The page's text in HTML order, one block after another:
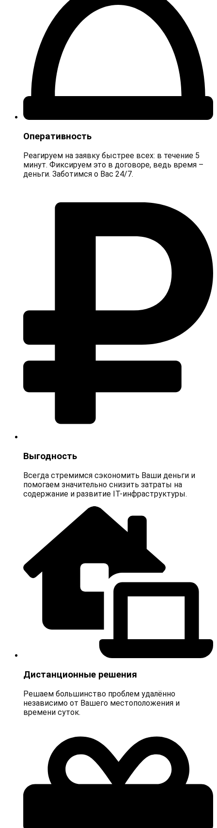
Оперативность
Реагируем на заявку быстрее всех: в течение 5
минут. Фиксируем это в договоре, ведь время –
деньги. Заботимся о Вас 24/7.
Выгодность
Всегда стремимся сэкономить Ваши деньги и
помогаем значительно снизить затраты на
содержание и развитие IT-инфраструктуры.
Дистанционные решения
Решаем большинство проблем удалённо
независимо от Вашего местоположения и
времени суток.